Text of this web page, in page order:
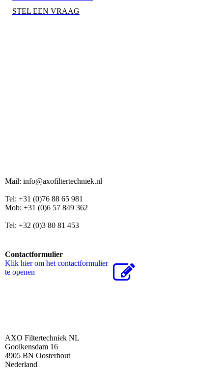
STEL EEN VRAAG
Mail: info@axofiltertechniek.nl
Tel: +31 (0)76 88 65 981
Mob: +31 (0)6 57 849 362
Tel: +32 (0)3 80 81 453
Contactformulier
Klik hier om het contactformulier
te openen
AXO Filtertechniek NL
Gooikensdam 16
4905 BN Oosterhout
Nederland